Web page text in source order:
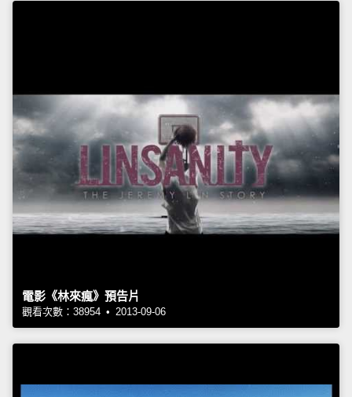
電影《林來瘋》預告片
觀看次數：38954 • 2013-09-06